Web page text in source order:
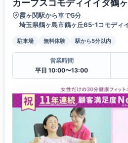
カーブスコモディイイダ鶴
霞ヶ関駅から車で5分
埼玉県鶴ヶ島市鶴ヶ丘65-1コモディ
駐車場 無料体験 駅から5分以内
営業時間
平日 10:00〜13:00